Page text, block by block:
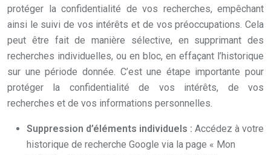
protéger la confidentialité de vos recherches, empêchant
ainsi le suivi de vos intérêts et de vos préoccupations. Cela
peut être fait de manière sélective, en supprimant des
recherches individuelles, ou en bloc, en effaçant l’historique
sur une période donnée. C’est une étape importante pour
protéger la confidentialité de vos intérêts, de vos
recherches et de vos informations personnelles.
Suppression d’éléments individuels : Accédez à votre
historique de recherche Google via la page « Mon